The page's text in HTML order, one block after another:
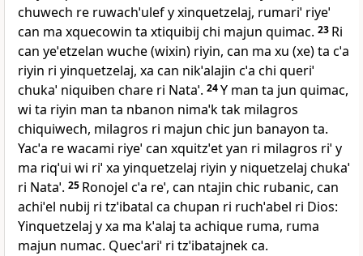
chuwech re ruwachˈulef y xinquetzelaj, rumariˈ riyeˈ
can ma xquecowin ta xtiquibij chi majun quimac. 23 Ri
can yeˈetzelan wuche (wixin) riyin, can ma xu (xe) ta cˈa
riyin ri yinquetzelaj, xa can nikˈalajin cˈa chi queriˈ
chukaˈ niquiben chare ri Nataˈ. 24Y man ta jun quimac,
wi ta riyin man ta nbanon nimaˈk tak milagros
chiquiwech, milagros ri majun chic jun banayon ta.
Yacˈa re wacami riyeˈ can xquitzˈet yan ri milagros riˈ y
ma riqˈui wi riˈ xa yinquetzelaj riyin y niquetzelaj chukaˈ
ri Nataˈ. 25 Ronojel cˈa reˈ, can ntajin chic rubanic, can
achiˈel nubij ri tzˈibatal ca chupan ri ruchˈabel ri Dios:
Yinquetzelaj y xa ma kˈalaj ta achique ruma, ruma
majun numac. Quecˈariˈ ri tzˈibatajnek ca.